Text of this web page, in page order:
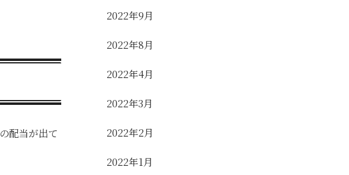
の配当が出て
2022年9月
2022年8月
2022年4月
2022年3月
2022年2月
2022年1月